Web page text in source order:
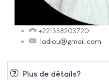
+221338203720
ladiou@gmail.com
Plus de détails?